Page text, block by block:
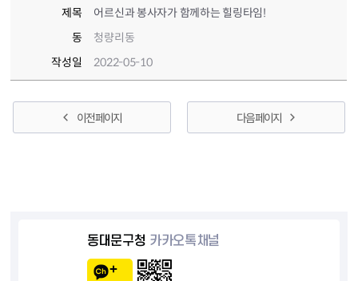
제목
어르신과 봉사자가 함께하는 힐링타임!
동
청량리동
작성일
2022-05-10
이전 페이지 다음 페이지
동대문구청 카카오톡채널